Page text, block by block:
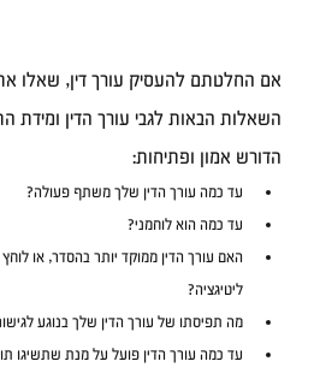
אם החלטתם להעסיק עורך דין, שאלו
השאלות הבאות לגבי עורך הדין ומידת
הדורש אמון ופתיחות:
עד כמה עורך הדין שלך משתף פעולה?
עד כמה הוא לוחמני?
האם עורך הדין ממוקד יותר בהסדר, או
ליטיגציה?
מה תפיסתו של עורך הדין שלך בנוגע
עד כמה עורך הדין פועל על מנת שתשיגו